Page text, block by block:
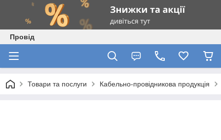
Провід
Товари та послуги Кабельно-провідникова продукція